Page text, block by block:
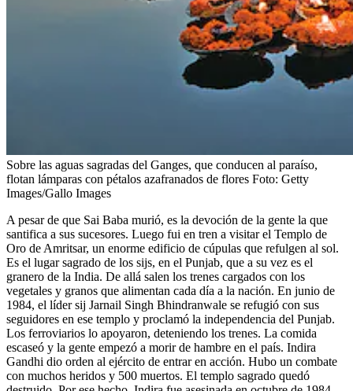
Sobre las aguas sagradas del Ganges, que conducen al paraíso,
flotan lámparas con pétalos azafranados de flores Foto: Getty
Images/Gallo Images
A pesar de que Sai Baba murió, es la devoción de la gente la que
santifica a sus sucesores. Luego fui en tren a visitar el Templo de
Oro de Amritsar, un enorme edificio de cúpulas que refulgen al sol.
Es el lugar sagrado de los sijs, en el Punjab, que a su vez es el
granero de la India. De allá salen los trenes cargados con los
vegetales y granos que alimentan cada día a la nación. En junio de
1984, el líder sij Jarnail Singh Bhindranwale se refugió con sus
seguidores en ese templo y proclamó la independencia del Punjab.
Los ferroviarios lo apoyaron, deteniendo los trenes. La comida
escaseó y la gente empezó a morir de hambre en el país. Indira
Gandhi dio orden al ejército de entrar en acción. Hubo un combate
con muchos heridos y 500 muertos. El templo sagrado quedó